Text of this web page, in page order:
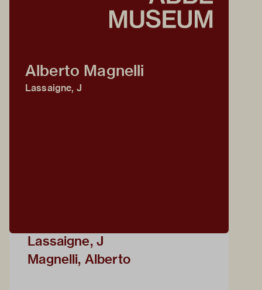
Alberto Magnelli
Lassaigne, J
Lassaigne, J
Magnelli, Alberto